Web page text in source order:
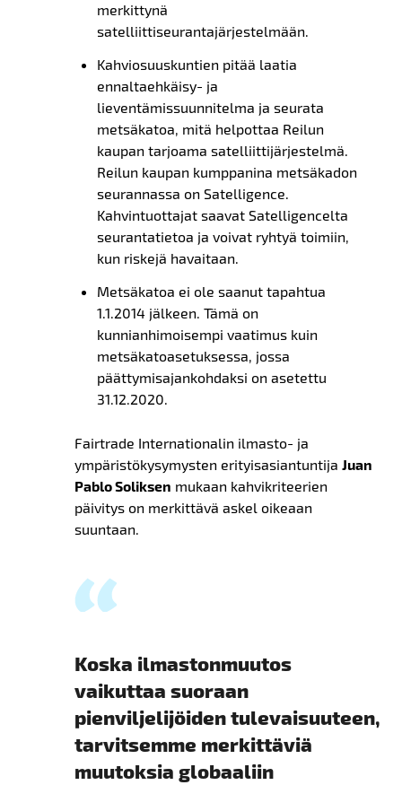
merkittynä
satelliittiseurantajärjestelmään.
Kahviosuuskuntien pitää laatia
ennaltaehkäisy- ja
lieventämissuunnitelma ja seurata
metsäkatoa, mitä helpottaa Reilun
kaupan tarjoama satelliittijärjestelmä.
Reilun kaupan kumppanina metsäkadon
seurannassa on Satelligence.
Kahvintuottajat saavat Satelligencelta
seurantatietoa ja voivat ryhtyä toimiin,
kun riskejä havaitaan.
Metsäkatoa ei ole saanut tapahtua
1.1.2014 jälkeen. Tämä on
kunnianhimoisempi vaatimus kuin
metsäkatoasetuksessa, jossa
päättymisajankohdaksi on asetettu
31.12.2020.
Fairtrade Internationalin ilmasto- ja
ympäristökysymysten erityisasiantuntija Juan
Pablo Soliksen mukaan kahvikriteerien
päivitys on merkittävä askel oikeaan
suuntaan.
Koska ilmastonmuutos
vaikuttaa suoraan
pienviljelijöiden tulevaisuuteen,
tarvitsemme merkittäviä
muutoksia globaaliin